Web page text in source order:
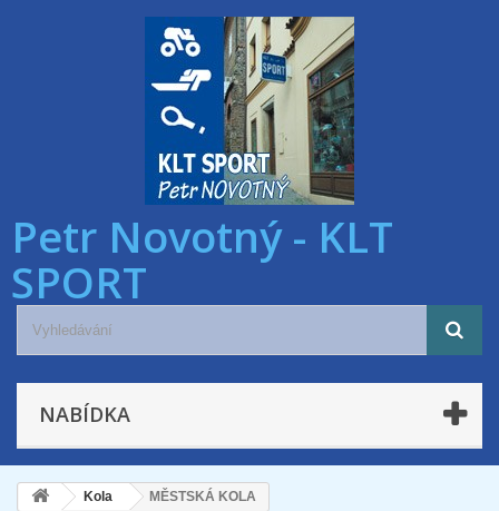
Petr Novotný - KLT
SPORT
NABÍDKA
Kola MĚSTSKÁ KOLA